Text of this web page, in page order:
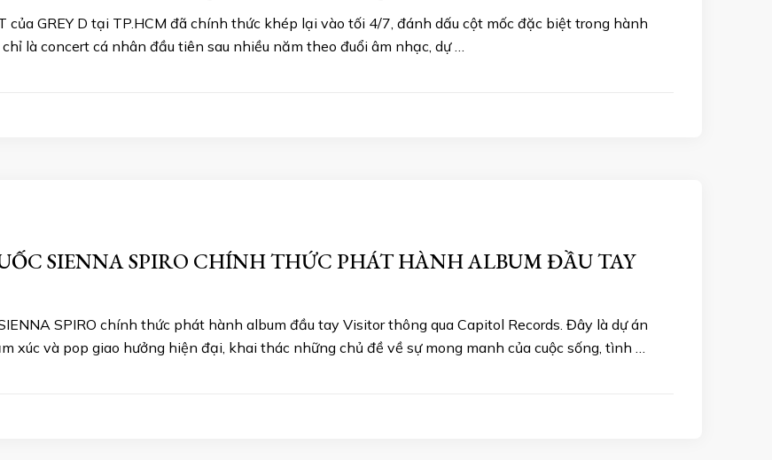
của GREY D tại TP.HCM đã chính thức khép lại vào tối 4/7, đánh dấu cột mốc đặc biệt trong hành
là concert cá nhân đầu tiên sau nhiều năm theo đuổi âm nhạc, dự …
SIENNA SPIRO CHÍNH THỨC PHÁT HÀNH ALBUM ĐẦU TAY
SPIRO chính thức phát hành album đầu tay Visitor thông qua Capitol Records. Đây là dự án
xúc và pop giao hưởng hiện đại, khai thác những chủ đề về sự mong manh của cuộc sống, tình …